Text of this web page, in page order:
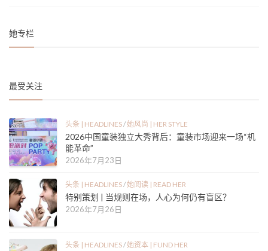
她专栏
最受关注
头条 | HEADLINES/她风尚 | HER STYLE
2026中国童装独立大秀背后：童装市场迎来一场“机
能革命”
2026年7月23日
头条 | HEADLINES/她阅读 | READ HER
特别策划 | 当规则在场，人心为何仍有盲区？
2026年7月26日
头条 | HEADLINES/她资本 | FUND HER